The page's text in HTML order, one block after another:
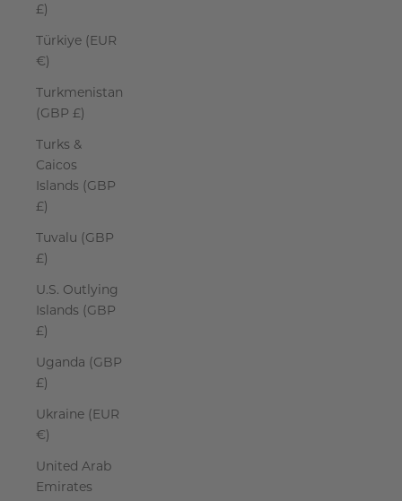
£)
Türkiye (EUR
€)
Turkmenistan
(GBP £)
Turks &
Caicos
Islands (GBP
£)
Tuvalu (GBP
£)
U.S. Outlying
Islands (GBP
£)
Uganda (GBP
£)
Ukraine (EUR
€)
United Arab
Emirates